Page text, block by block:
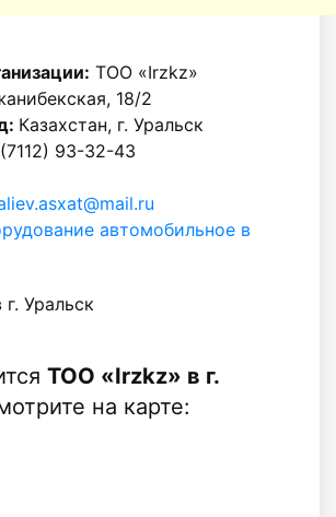
ТОО «Irzkz»
18/2
Казахстан, г. Уральск
93-32-43
автомобильное в
Уральск
ТОО «Irzkz» в г.
на карте: